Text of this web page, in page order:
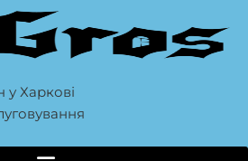
у Харкові